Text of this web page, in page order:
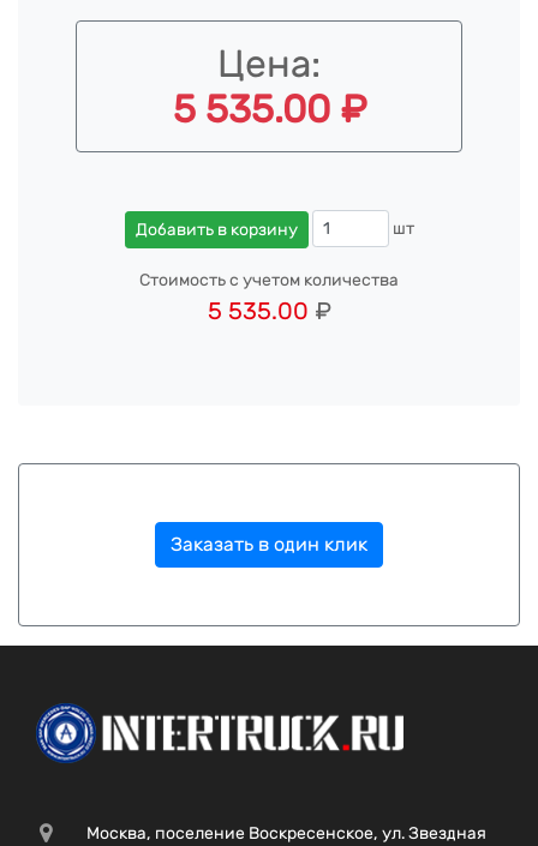
Цена:
5 535.00 ₽
Добавить в корзину шт
Стоимость с учетом количества
5 535.00 ₽
Заказать в один клик
Москва, поселение Воскресенское, ул. Звездная